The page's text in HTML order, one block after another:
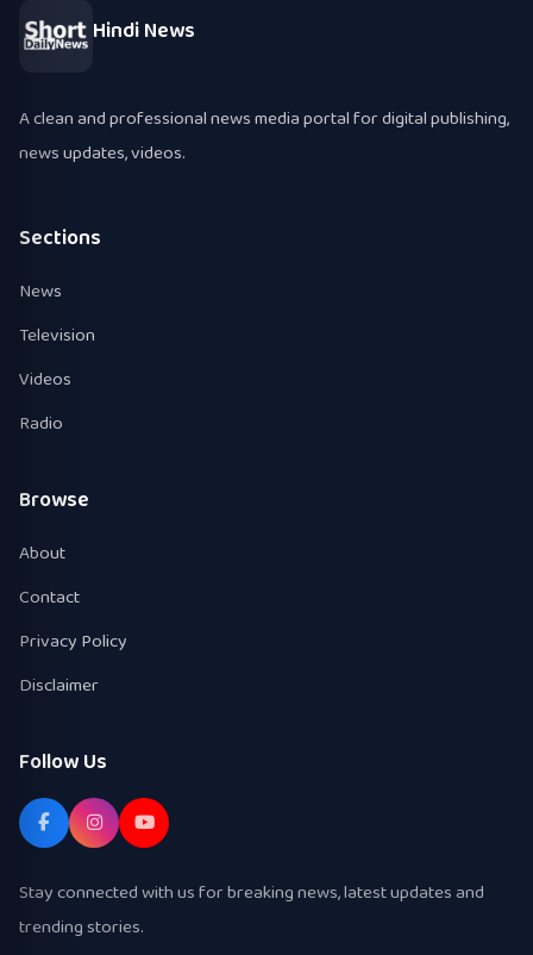
Hindi News
A clean and professional news media portal for digital publishing,
news updates, videos.
Sections
News
Television
Videos
Radio
Browse
About
Contact
Privacy Policy
Disclaimer
Follow Us
Stay connected with us for breaking news, latest updates and
trending stories.